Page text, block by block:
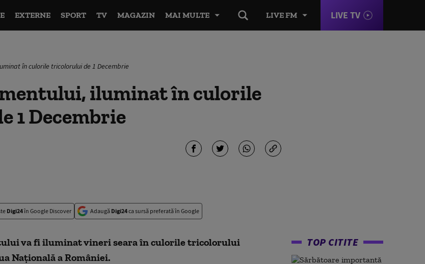
LIVE FM LIVE TV
EXTERNE SPORT TV MAGAZIN MAI MULTE
în culorile tricolorului de 1 Decembrie
iluminat în culorile
1 Decembrie
Digi24în Google Discover Adaugă Digi24ca sursă preferată în Google
va fi iluminat vineri seara în culorile tricolorului
Națională a României.
TOP CITITE